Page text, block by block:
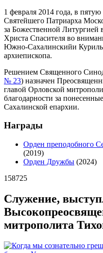
1 февраля 2014 года, в
Святейшего Патриарха
за Божественной Литургией
Христа Спасителя во
Южно‐Сахалинскийи
архиепископа.
Решением Священного
№ 23) назначен
главой Орловской
благодарности за
Сахалинской епархии.
Награды
Орден преподобного
(2019)
Орден Дружбы (2024)
158725
Служение,
митрополита